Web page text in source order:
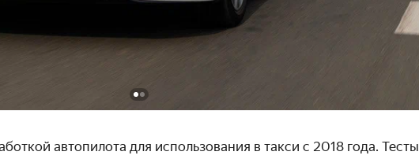
автопилота для использования в такси с 2018 года. Тесты